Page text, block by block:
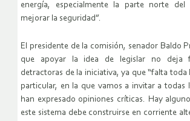
energía, especialmente la parte norte del
mejorar la seguridad”.
El presidente de la comisión, senador Baldo
que apoyar la idea de legislar no deja
detractoras de la iniciativa, ya que “falta toda
particular, en la que vamos a invitar a todas
han expresado opiniones críticas. Hay
este sistema debe construirse en corriente